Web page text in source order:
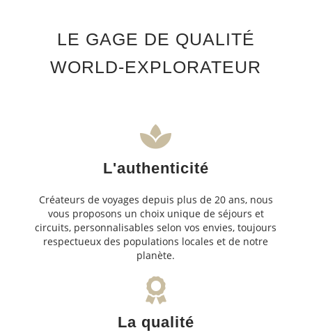
LE GAGE DE QUALITÉ
WORLD-EXPLORATEUR
L'authenticité
Créateurs de voyages depuis plus de 20 ans, nous
vous proposons un choix unique de séjours et
circuits, personnalisables selon vos envies, toujours
respectueux des populations locales et de notre
planète.
La qualité